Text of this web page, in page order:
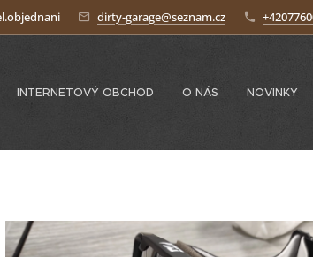
dirty-garage@seznam.cz
INTERNETOVÝ OBCHOD O NÁS NOVINKY